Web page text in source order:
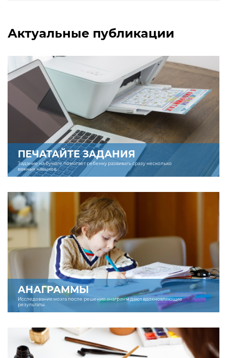
Актуальные публикации
ПЕЧАТАЙТЕ ЗАДАНИЯ
Задание на бумаге помогает ребенку развивать сразу несколько
важных навыков.
АНАГРАММЫ
Исследования мозга после решения анаграмм дают вдохновляющие
результаты.